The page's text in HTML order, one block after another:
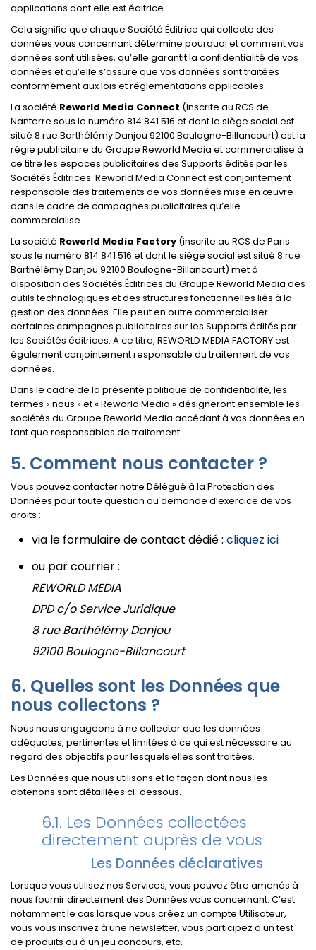
applications dont elle est éditrice.
Cela signifie que chaque Société Éditrice qui collecte des
données vous concernant détermine pourquoi et comment vos
données sont utilisées, qu’elle garantit la confidentialité de vos
données et qu’elle s’assure que vos données sont traitées
conformément aux lois et réglementations applicables.
La société Reworld Media Connect (inscrite au RCS de
Nanterre sous le numéro 814 841 516 et dont le siège social est
situé 8 rue Barthélémy Danjou 92100 Boulogne-Billancourt) est la
régie publicitaire du Groupe Reworld Media et commercialise à
ce titre les espaces publicitaires des Supports édités par les
Sociétés Éditrices. Reworld Media Connect est conjointement
responsable des traitements de vos données mise en œuvre
dans le cadre de campagnes publicitaires qu’elle
commercialise.
La société Reworld Media Factory (inscrite au RCS de Paris
sous le numéro 814 841 516 et dont le siège social est situé 8 rue
Barthélémy Danjou 92100 Boulogne-Billancourt) met à
disposition des Sociétés Éditrices du Groupe Reworld Media des
outils technologiques et des structures fonctionnelles liés à la
gestion des données. Elle peut en outre commercialiser
certaines campagnes publicitaires sur les Supports édités par
les Sociétés éditrices. A ce titre, REWORLD MEDIA FACTORY est
également conjointement responsable du traitement de vos
données.
Dans le cadre de la présente politique de confidentialité, les
termes « nous » et « Reworld Media » désigneront ensemble les
sociétés du Groupe Reworld Media accédant à vos données en
tant que responsables de traitement.
Comment nous contacter ?
Vous pouvez contacter notre Délégué à la Protection des
Données pour toute question ou demande d’exercice de vos
droits :
via le formulaire de contact dédié : cliquez ici
ou par courrier :
REWORLD MEDIA
DPD c/o Service Juridique
8 rue Barthélémy Danjou
92100 Boulogne-Billancourt
Quelles sont les Données que
nous collectons ?
Nous nous engageons à ne collecter que les données
adéquates, pertinentes et limitées à ce qui est nécessaire au
regard des objectifs pour lesquels elles sont traitées.
Les Données que nous utilisons et la façon dont nous les
obtenons sont détaillées ci-dessous.
Les Données collectées
directement auprès de vous
Les Données déclaratives
Lorsque vous utilisez nos Services, vous pouvez être amenés à
nous fournir directement des Données vous concernant. C’est
notamment le cas lorsque vous créez un compte Utilisateur,
vous vous inscrivez à une newsletter, vous participez à un test
de produits ou à un jeu concours, etc.